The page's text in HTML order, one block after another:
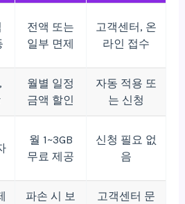
전액 또는
일부 면제
고객센터, 온
라인 접수
월별 일정
금액 할인
자동 적용 또
는 신청
월 1~3GB
무료 제공
신청 필요 없
음
파손 시 보
고객센터 문